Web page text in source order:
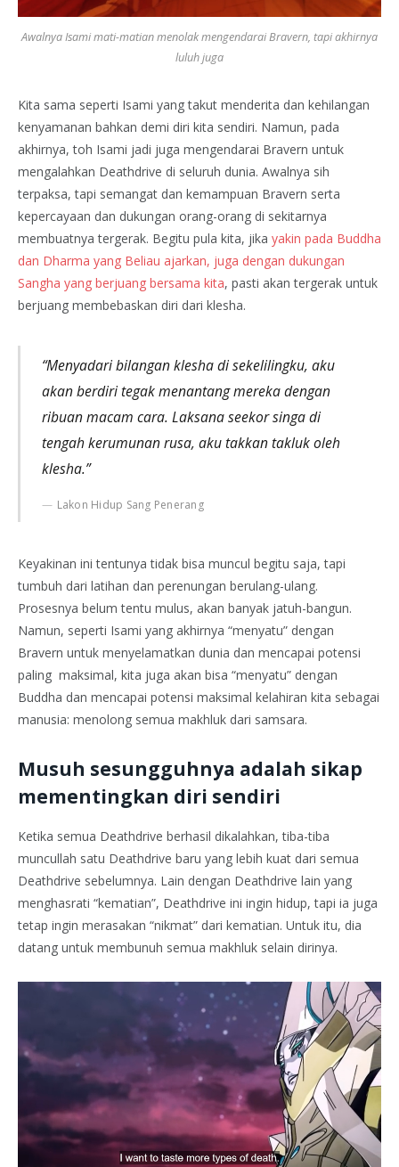
Awalnya Isami mati-matian menolak mengendarai Bravern, tapi akhirnya
luluh juga
Kita sama seperti Isami yang takut menderita dan kehilangan
kenyamanan bahkan demi diri kita sendiri. Namun, pada
akhirnya, toh Isami jadi juga mengendarai Bravern untuk
mengalahkan Deathdrive di seluruh dunia. Awalnya sih
terpaksa, tapi semangat dan kemampuan Bravern serta
kepercayaan dan dukungan orang-orang di sekitarnya
membuatnya tergerak. Begitu pula kita, jika yakin pada Buddha
dan Dharma yang Beliau ajarkan, juga dengan dukungan
Sangha yang berjuang bersama kita, pasti akan tergerak untuk
berjuang membebaskan diri dari klesha.
“Menyadari bilangan klesha di sekelilingku, aku
akan berdiri tegak menantang mereka dengan
ribuan macam cara. Laksana seekor singa di
tengah kerumunan rusa, aku takkan takluk oleh
klesha.”
Lakon Hidup Sang Penerang
Keyakinan ini tentunya tidak bisa muncul begitu saja, tapi
tumbuh dari latihan dan perenungan berulang-ulang.
Prosesnya belum tentu mulus, akan banyak jatuh-bangun.
Namun, seperti Isami yang akhirnya “menyatu” dengan
Bravern untuk menyelamatkan dunia dan mencapai potensi
paling maksimal, kita juga akan bisa “menyatu” dengan
Buddha dan mencapai potensi maksimal kelahiran kita sebagai
manusia: menolong semua makhluk dari samsara.
Musuh sesungguhnya adalah sikap
mementingkan diri sendiri
Ketika semua Deathdrive berhasil dikalahkan, tiba-tiba
muncullah satu Deathdrive baru yang lebih kuat dari semua
Deathdrive sebelumnya. Lain dengan Deathdrive lain yang
menghasrati “kematian”, Deathdrive ini ingin hidup, tapi ia juga
tetap ingin merasakan “nikmat” dari kematian. Untuk itu, dia
datang untuk membunuh semua makhluk selain dirinya.